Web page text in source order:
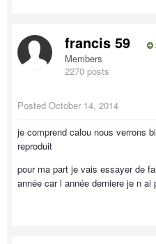
francis 59
Members
2270 posts
Posted October 14, 2014
je comprend calou nous verrons
reproduit
pour ma part je vais essayer de
année car l année derniere je n